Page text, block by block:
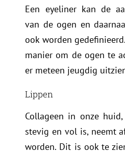
Een eyeliner kan de
van de ogen en
ook worden
manier om de ogen te
er meteen jeugdig
Lippen
Collageen in onze
stevig en vol is, neemt
worden. Dit is ook te